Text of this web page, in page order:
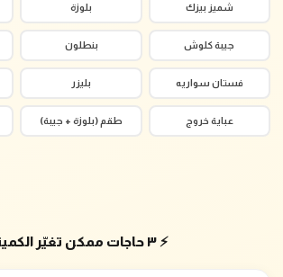
شميز بيزك بلوزة
جيبة كلوش بنطلون
فستان سواريه بليزر
عباية خروج طقم (بلوزة + جيبة)
⚡ ٣ حاجات ممكن تغيّر الكمية